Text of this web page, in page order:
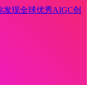
现全球优秀AIGC创